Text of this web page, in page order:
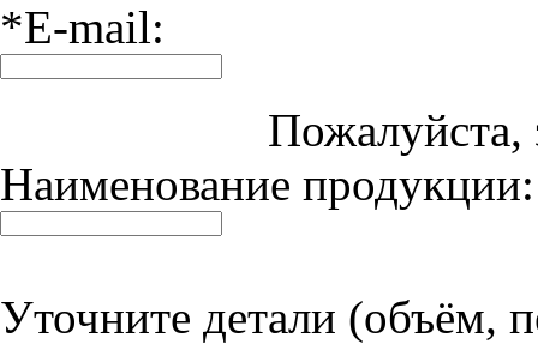
*E-mail:
Пожалуйста,
Наименование продукции:
Уточните детали (объём,